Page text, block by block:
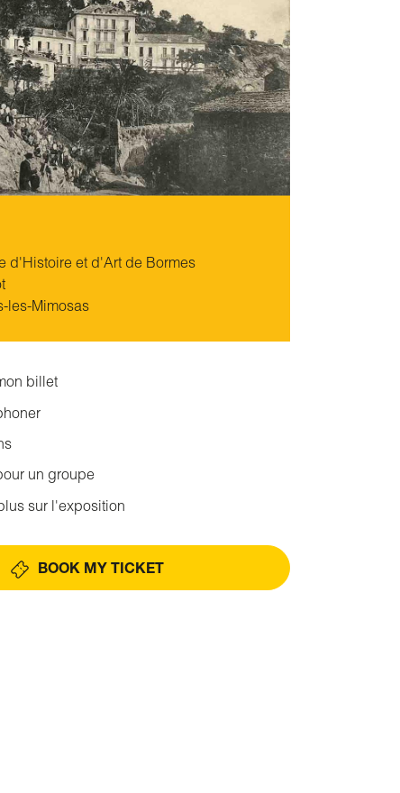
d'Histoire et d'Art de Bormes
les-Mimosas
billet
un groupe
sur l'exposition
BOOK MY TICKET